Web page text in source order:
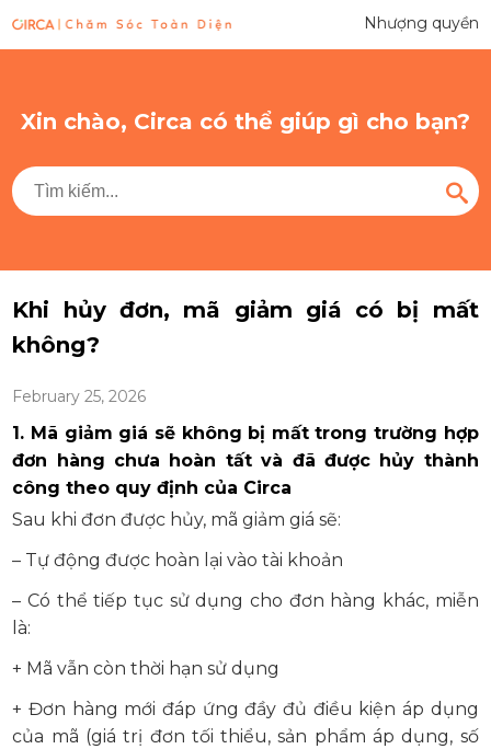
Nhượng quyền
Xin chào, Circa có thể giúp gì cho bạn?
Khi hủy đơn, mã giảm giá có bị mất
không?
February 25, 2026
1. Mã giảm giá sẽ không bị mất trong trường hợp
đơn hàng chưa hoàn tất và đã được hủy thành
công theo quy định của Circa
Sau khi đơn được hủy, mã giảm giá sẽ:
– Tự động được hoàn lại vào tài khoản
– Có thể tiếp tục sử dụng cho đơn hàng khác, miễn
là:
+ Mã vẫn còn thời hạn sử dụng
+ Đơn hàng mới đáp ứng đầy đủ điều kiện áp dụng
của mã (giá trị đơn tối thiểu, sản phẩm áp dụng, số